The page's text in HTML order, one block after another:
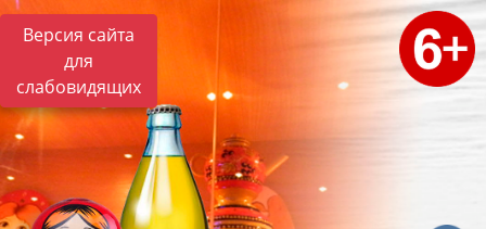
Версия сайта
для
слабовидящих